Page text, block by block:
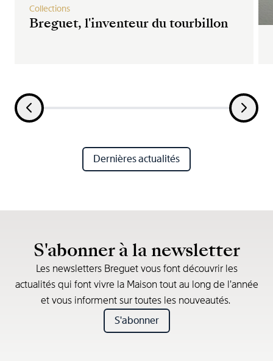
Breguet, l'inventeur du tourbillon
Collections
Dernières actualités
S'abonner à la newsletter
Les newsletters Breguet vous font découvrir les
actualités qui font vivre la Maison tout au long de l’année
et vous informent sur toutes les nouveautés.
S'abonner